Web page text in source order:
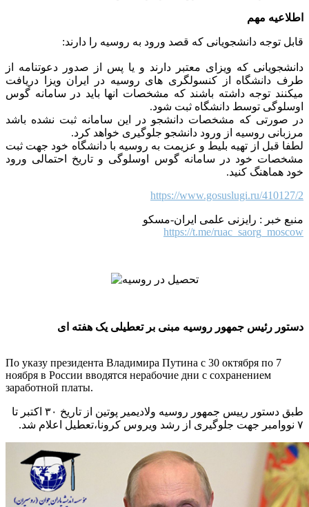
اطلاعیه مهم
قابل توجه دانشجویانی که قصد ورود به روسیه را دارند:
دانشجویانی که ویزای معتبر دارند و یا پس از صدور دعوتنامه از
طرف دانشگاه از کنسولگری های روسیه در ایران ویزا دریافت
میکنند توجه داشته باشند که مشخصات انها باید در سامانه گوس
اوسلوگی توسط دانشگاه ثبت شود.
در صورتی که مشخصات دانشجو در این سامانه ثبت نشده باشد
مرزبانی روسیه از ورود دانشجو جلوگیری خواهد کرد.
لطفا قبل از تهیه بلیط و عزیمت به روسیه با دانشگاه خود جهت ثبت
مشخصات خود در سامانه گوس اوسلوگی و تاریخ احتمالی ورود
خود هماهنگ کنید.
https://www.gosuslugi.ru/410127/2
منبع خبر : رایزنی علمی ایران-مسکو
https://t.me/ruac_saorg_moscow
دستور رئیس جمهور روسیه مبنی بر تعطیلی یک هفته ای
По указу президента Владимира Путина с 30 октября по 7
ноября в России вводятся нерабочие дни с сохранением
заработной платы.
طبق دستور رییس جمهور روسیه ولادیمیر پوتین از تاریخ ۳۰ اکتبر تا
۷ نووامبر جهت جلوگیری از رشد ویروس کرونا،تعطیل اعلام شد.